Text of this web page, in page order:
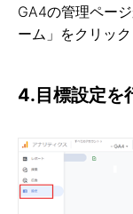
GA4の管理ペー
ーム」をクリッ
4.目標設定を